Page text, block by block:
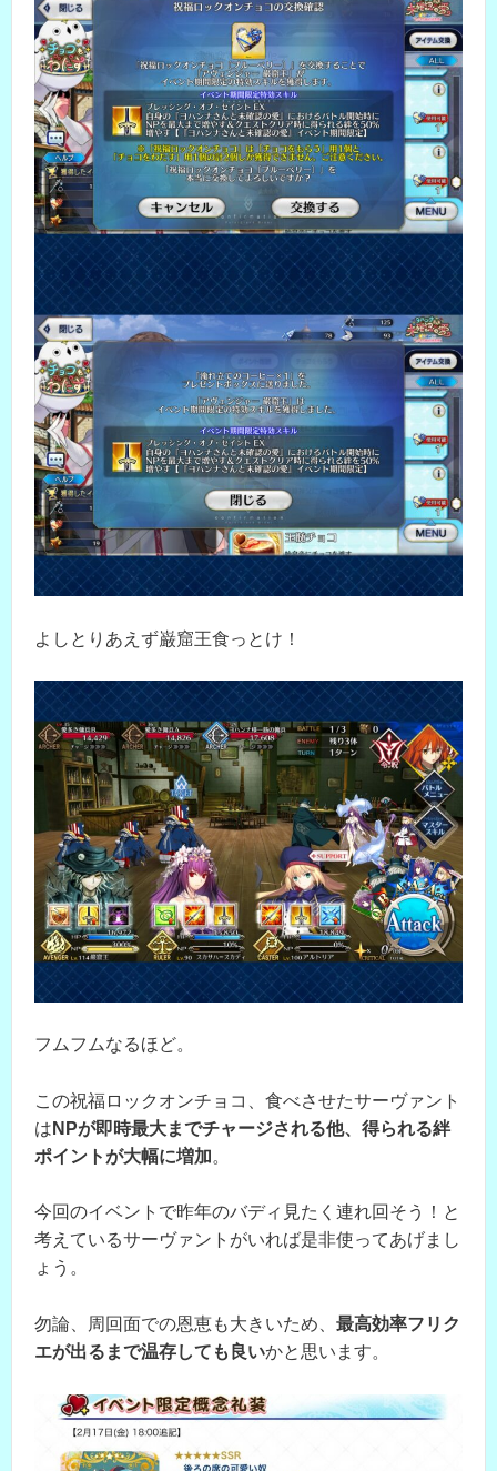
よしとりあえず巌窟王食っとけ！
フムフムなるほど。
この祝福ロックオンチョコ、食べさせたサーヴァント
は NPが即時最大までチャージされる他、得られる絆
ポイントが大幅に増加。
今回のイベントで昨年のバディ見たく連れ回そう！と
考えているサーヴァントがいれば是非使ってあげまし
ょう。
勿論、周回面での恩恵も大きいため、 最高効率フリク
エが出るまで温存しても良いかと思います。